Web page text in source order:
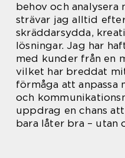
behov och analysera
strävar jag alltid
skräddarsydda,
lösningar. Jag har
med kunder från en
vilket har breddat
förmåga att
och
uppdrag en chans
bara låter bra – utan